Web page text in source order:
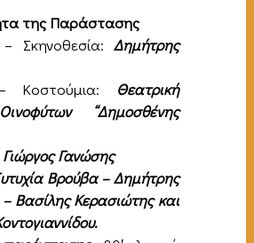
της Παράστασης
Σκηνοθεσία: Δημήτρης
Κοστούμια: Θεατρική
“Δημοσθένης
Γιώργος Γανώσης
Βρούβα – Δημήτρης
Βασίλης Κερασιώτης και